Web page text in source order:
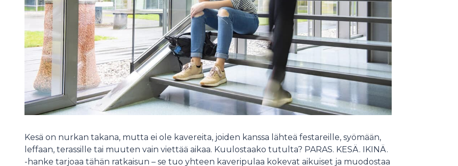
Kesä on nurkan takana, mutta ei ole kavereita, joiden kanssa lähteä festareille, syömään,
leffaan, terassille tai muuten vain viettää aikaa. Kuulostaako tutulta? PARAS. KESÄ. IKINÄ.
-hanke tarjoaa tähän ratkaisun – se tuo yhteen kaveripulaa kokevat aikuiset ja muodostaa